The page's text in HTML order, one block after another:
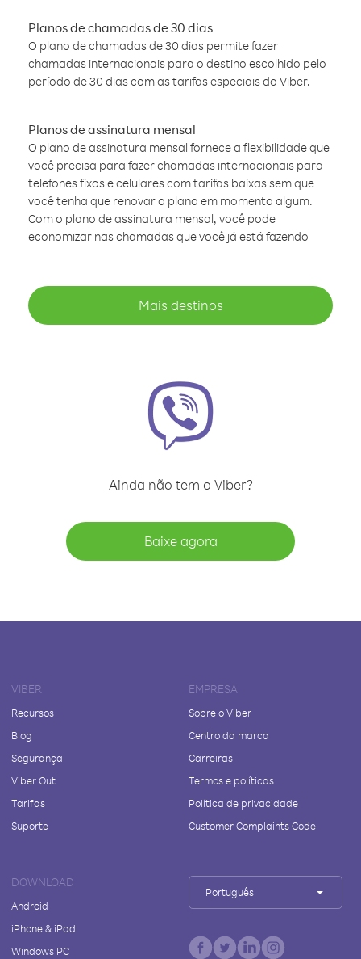
Planos de chamadas de 30 dias
O plano de chamadas de 30 dias permite fazer
chamadas internacionais para o destino escolhido pelo
período de 30 dias com as tarifas especiais do Viber.
Planos de assinatura mensal
O plano de assinatura mensal fornece a flexibilidade que
você precisa para fazer chamadas internacionais para
telefones fixos e celulares com tarifas baixas sem que
você tenha que renovar o plano em momento algum.
Com o plano de assinatura mensal, você pode
economizar nas chamadas que você já está fazendo
Mais destinos
Ainda não tem o Viber?
Baixe agora
VIBER
Recursos
Blog
Segurança
Viber Out
Tarifas
Suporte
EMPRESA
Sobre o Viber
Centro da marca
Carreiras
Termos e políticas
Política de privacidade
Customer Complaints Code
DOWNLOAD
Android
iPhone & iPad
Windows PC
Português